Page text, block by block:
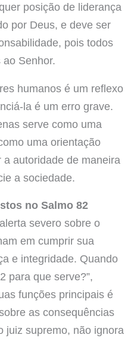
posição de liderança
por Deus, e deve ser
pois todos
Senhor.
humanos é um reflexo
la é um erro grave.
serve como uma
uma orientação
autoridade de maneira
a sociedade.
no Salmo 82
severo sobre o
em cumprir sua
e integridade. Quando
para que serve?”,
funções principais é
as consequências
juiz supremo, não ignora